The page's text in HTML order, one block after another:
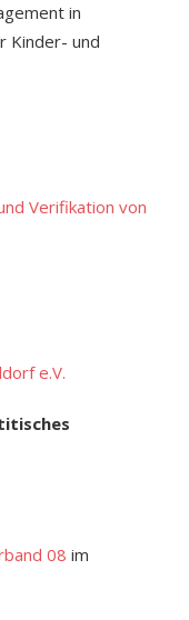
in
Kinder- und
Verifikation von
e.V.
08 im